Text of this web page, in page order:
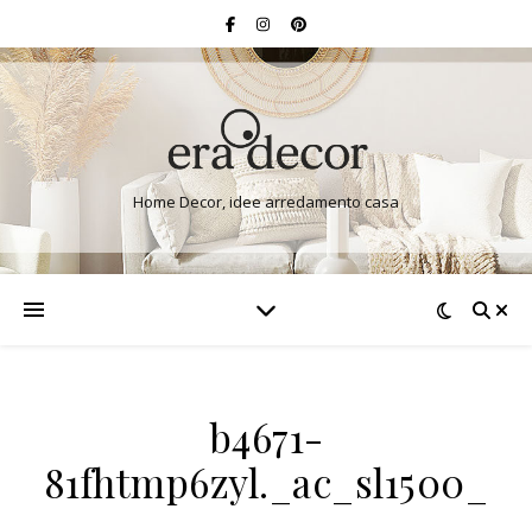
Home Decor, idee arredamento casa
b4671-
81fhtmp6zyl._ac_sl1500_